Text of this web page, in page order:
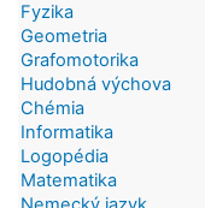
Fyzika
Geometria
Grafomotorika
Hudobná výchova
Chémia
Informatika
Logopédia
Matematika